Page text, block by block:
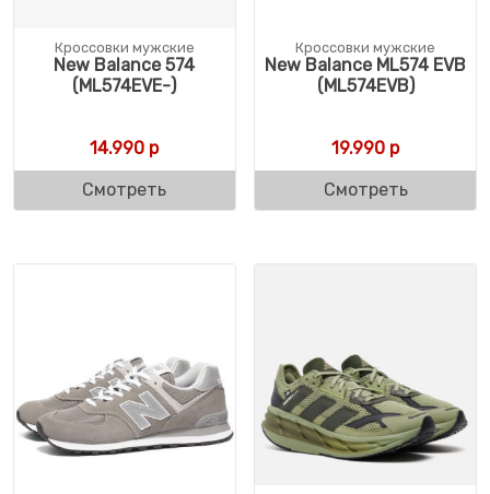
Кроссовки мужские
New Balance 574
(ML574EVE-)
14.990 р
Смотреть
Кроссовки мужские
New Balance ML574 EVB
(ML574EVB)
19.990 р
Смотреть